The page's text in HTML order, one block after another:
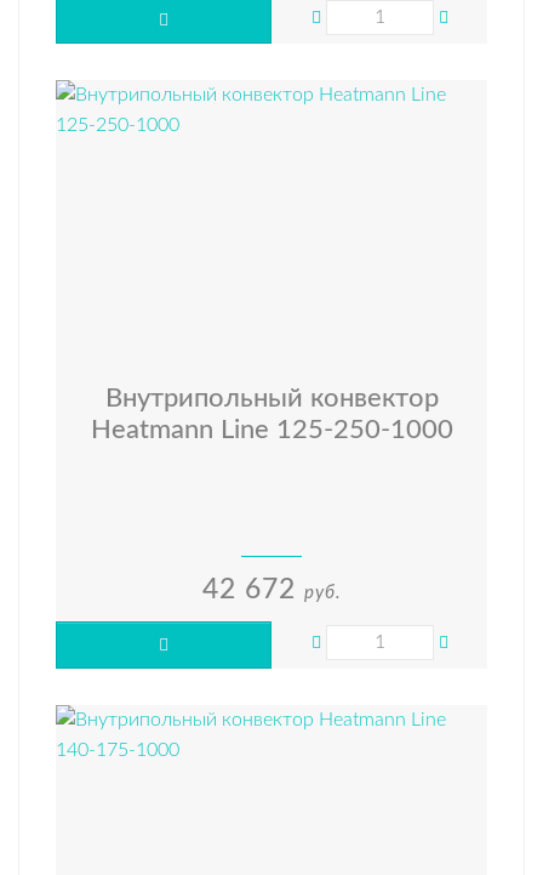
Внутрипольный конвектор
Heatmann Line 125-250-1000
42 672 руб.